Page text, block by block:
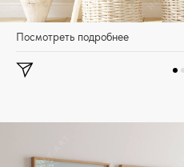
Посмотреть подробнее